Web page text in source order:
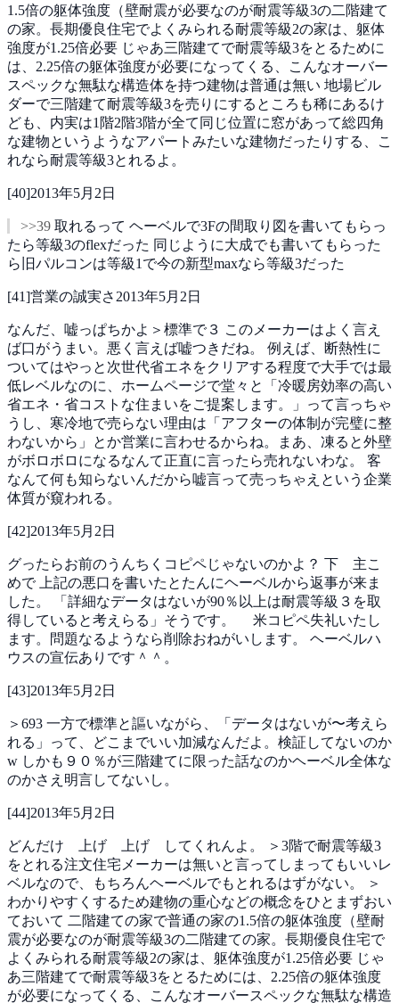
1.5倍の躯体強度（壁耐震が必要なのが耐震等級3の二階建て
の家。長期優良住宅でよくみられる耐震等級2の家は、躯体
強度が1.25倍必要 じゃあ三階建てで耐震等級3をとるために
は、2.25倍の躯体強度が必要になってくる、こんなオーバー
スペックな無駄な構造体を持つ建物は普通は無い 地場ビル
ダーで三階建て耐震等級3を売りにするところも稀にあるけ
ども、内実は1階2階3階が全て同じ位置に窓があって総四角
な建物というようなアパートみたいな建物だったりする、こ
れなら耐震等級3とれるよ。
[40]2013年5月2日
>>39 取れるって ヘーベルで3Fの間取り図を書いてもらっ
たら等級3のflexだった 同じように大成でも書いてもらった
ら旧パルコンは等級1で今の新型maxなら等級3だった
[41]営業の誠実さ 2013年5月2日
なんだ、嘘っぱちかよ＞標準で３ このメーカーはよく言え
ば口がうまい。悪く言えば嘘つきだね。 例えば、断熱性に
ついてはやっと次世代省エネをクリアする程度で大手では最
低レベルなのに、ホームページで堂々と「冷暖房効率の高い
省エネ・省コストな住まいをご提案します。」って言っちゃ
うし、寒冷地で売らない理由は「アフターの体制が完璧に整
わないから」とか営業に言わせるからね。まあ、凍ると外壁
がボロボロになるなんて正直に言ったら売れないわな。 客
なんて何も知らないんだから嘘言って売っちゃえという企業
体質が窺われる。
[42]2013年5月2日
グったらお前のうんちくコピペじゃないのかよ？ 下 主こ
めで
上記の悪口を書いたとたんにヘーベルから返事が来ま
した。
「詳細なデータはないが90％以上は耐震等級３を取
得していると考えらる」そうです。
米コピペ失礼いたし
ます。問題なるようなら削除おねがいします。 ヘーベルハ
ウスの宣伝ありです＾＾。
[43]2013年5月2日
＞693 一方で標準と謳いながら、「データはないが〜考えら
れる」って、どこまでいい加減なんだよ。検証してないのか
w しかも９０％が三階建てに限った話なのかヘーベル全体な
のかさえ明言してないし。
[44]2013年5月2日
どんだけ 上げ 上げ してくれんよ。
＞3階で耐震等級3
をとれる注文住宅メーカーは無いと言ってしまってもいいレ
ベルなので、もちろんヘーベルでもとれるはずがない。
＞
わかりやすくするため建物の重心などの概念をひとまずおい
ておいて 二階建ての家で普通の家の1.5倍の躯体強度（壁耐
震が必要なのが耐震等級3の二階建ての家。長期優良住宅で
よくみられる耐震等級2の家は、躯体強度が1.25倍必要 じゃ
あ三階建てで耐震等級3をとるためには、2.25倍の躯体強度
が必要になってくる、こんなオーバースペックな無駄な構造